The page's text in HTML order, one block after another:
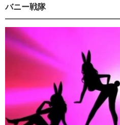
バニー戦隊